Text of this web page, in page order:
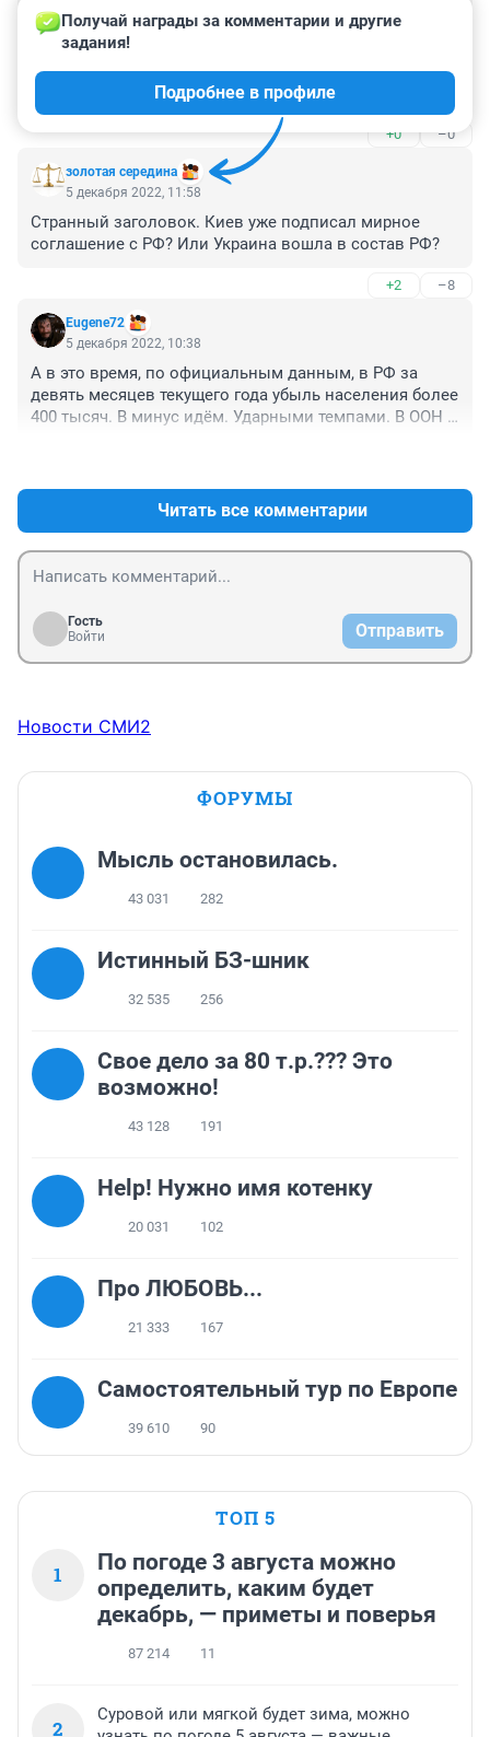
5 декабря 2022, 15:40
Вот это новости с утра 😱
Враг опять коварно напал на наши самолеты мирно
бомбившие его города...
+0 –0
золотая середина
Получай награды за комментарии и другие
задания!
Подробнее в профиле
5 декабря 2022, 11:58
Странный заголовок. Киев уже подписал мирное
соглашение с РФ? Или Украина вошла в состав РФ?
+2 –8
Eugene72
5 декабря 2022, 10:38
А в это время, по официальным данным, в РФ за
девять месяцев текущего года убыль населения более
400 тысяч. В минус идём. Ударными темпами. В ООН
Читать все комментарии
Гость
Войти
Отправить
Новости СМИ2
ФОРУМЫ
Мысль остановилась.
43 031 282
Истинный БЗ-шник
32 535 256
Свое дело за 80 т.р.??? Это
возможно!
43 128 191
Help! Нужно имя котенку
20 031 102
Про ЛЮБОВЬ...
21 333 167
Самостоятельный тур по Европе
39 610 90
ТОП 5
1
По погоде 3 августа можно
определить, каким будет
декабрь, — приметы и поверья
87 214 11
2
Суровой или мягкой будет зима, можно